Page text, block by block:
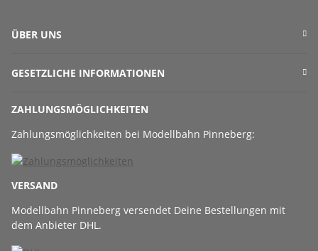
ÜBER UNS
GESETZLICHE INFORMATIONEN
ZAHLUNGSMÖGLICHKEITEN
Zahlungsmöglichkeiten bei Modellbahn Pinneberg:
VERSAND
Modellbahn Pinneberg versendet Deine Bestellungen mit
dem Anbieter DHL.